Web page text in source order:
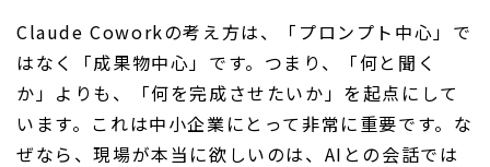
Claude Coworkの考え方は、「プロンプト中心」で
はなく「成果物中心」です。つまり、「何と聞く
か」よりも、「何を完成させたいか」を起点にして
います。これは中小企業にとって非常に重要です。な
ぜなら、現場が本当に欲しいのは、AIとの会話では